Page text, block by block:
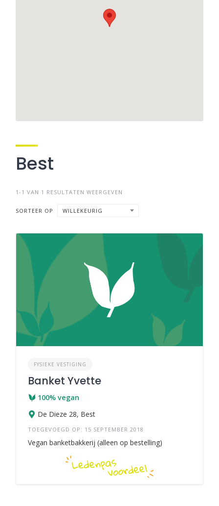
Best
1-1 VAN 1 RESULTATEN WEERGEVEN
SORTEER OP WILLEKEURIG
FYSIEKE VESTIGING
Banket Yvette
100% vegan
De Dieze 28, Best
TOEGEVOEGD OP: 15 SEPTEMBER 2018
Vegan banketbakkerij (alleen op bestelling)